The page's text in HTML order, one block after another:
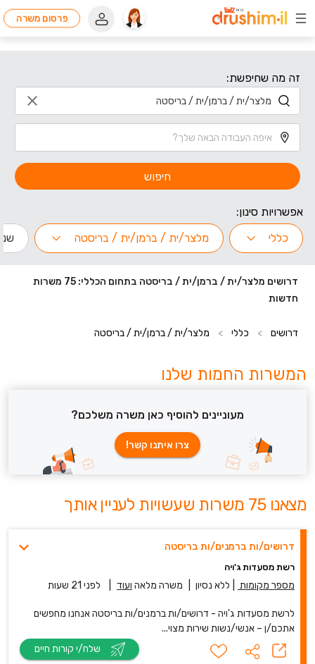
פרסום משרה
זה מה שחיפשת:
חיפוש
אפשרויות סינון:
כללי
מלצר/ית / ברמן/ית / בריסטה
דרושים מלצר/ית / ברמן/ית / בריסטה בתחום הכללי: 75 משרות
חדשות
דרושים > כללי > מלצר/ית / ברמן/ית / בריסטה
המשרות החמות שלנו
מעוניינים להוסיף כאן משרה משלכם?
צרו איתנו קשר!
מצאנו 75 משרות שעשויות לעניין אותך
דרושים/ות ברמנים/ות בריסטה
רשת מסעדות ג'ויה
מספר מקומות ללא נסיון משרה מלאה ועוד לפני 21 שעות
לרשת מסעדות ג'ויה - דרושים/ות ברמנים/ות בריסטה אנחנו מחפשים
אתכם/ן – אנשי/נשות שירות מצוי...